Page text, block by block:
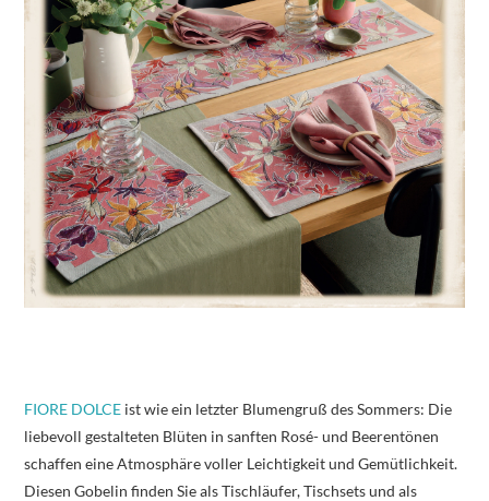
FIORE DOLCE ist wie ein letzter Blumengruß des Sommers: Die
liebevoll gestalteten Blüten in sanften Rosé- und Beerentönen
schaffen eine Atmosphäre voller Leichtigkeit und Gemütlichkeit.
Diesen Gobelin finden Sie als Tischläufer, Tischsets und als